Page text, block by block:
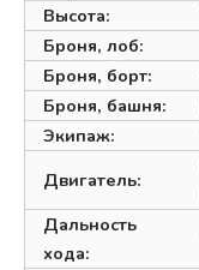
Высота:
Броня, лоб:
Броня, борт:
Броня, башня:
Экипаж:
Двигатель:
Дальность
хода: